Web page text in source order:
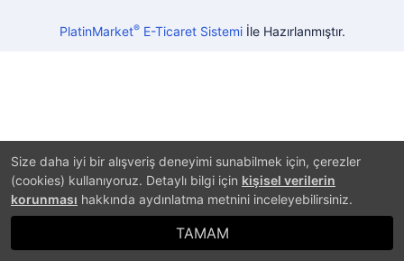
Size daha iyi bir alışveriş deneyimi sunabilmek için, çerezler
(cookies) kullanıyoruz. Detaylı bilgi için kişisel verilerin
korunması hakkında aydınlatma metnini inceleyebilirsiniz.
TAMAM
PlatinMarket®E-Ticaret Sistemiİle Hazırlanmıştır.